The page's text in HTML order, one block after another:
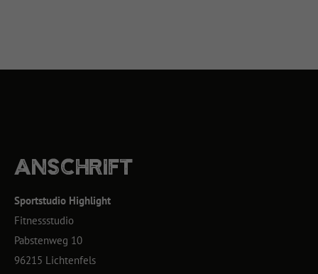
ANSCHRIFT
Sportstudio Highlight
Fitnessstudio
Pabstenweg 10
96215 Lichtenfels